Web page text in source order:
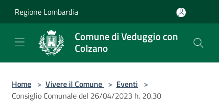
Regione Lombardia
Comune di Veduggio con
Colzano
Home > Vivere il Comune > Eventi >
Consiglio Comunale del 26/04/2023 h. 20.30